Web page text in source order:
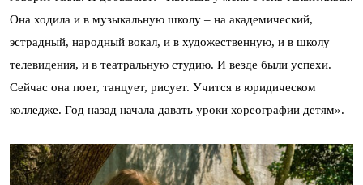
Она ходила и в музыкальную школу – на академический,
эстрадный, народный вокал, и в художественную, и в школу
телевидения, и в театральную студию. И везде были успехи.
Сейчас она поет, танцует, рисует. Учится в юридическом
колледже. Год назад начала давать уроки хореографии детям».